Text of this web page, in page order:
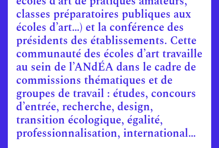
classes préparatoires publiques aux
écoles d’art…) et la conférence des
présidents des établissements. Cette
communauté des écoles d’art travaille
au sein de l’ANdÉA dans le cadre de
commissions thématiques et de
groupes de travail : études, concours
d’entrée, recherche, design,
transition écologique, égalité,
professionnalisation, international…